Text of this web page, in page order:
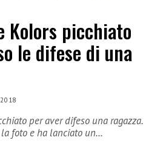
Kolors picchiato
le difese di una
per aver difeso una ragazza.
foto e ha lanciato un…